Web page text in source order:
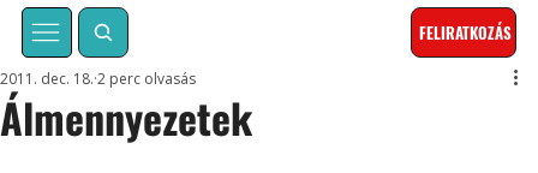
FELIRATKOZÁS
Álmennyezetek
2011. dec. 18. 2 perc olvasás